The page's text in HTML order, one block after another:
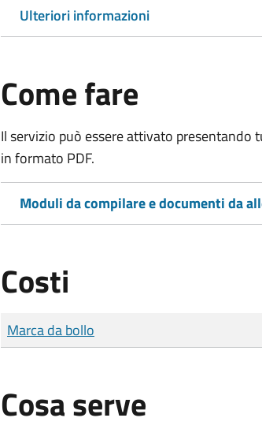
Ulteriori informazioni
Come fare
Il servizio può essere attivato
in formato PDF.
Moduli da compilare e documenti da
Costi
Tipo di pagamento
Importo
Marca da bollo
Cosa serve